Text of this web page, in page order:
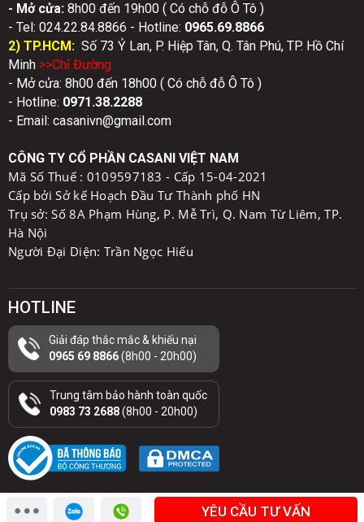
- Mở cửa: 8h00 đến 19h00 ( Có chỗ đỗ Ô Tô )
- Tel: 024.22.84.8866 - Hotline: 0965.69.8866
2) TP.HCM: Số 73 Ỷ Lan, P. Hiệp Tân, Q. Tân Phú, TP. Hồ Chí
Minh >>Chỉ Đường
- Mở cửa: 8h00 đến 18h00 ( Có chỗ đỗ Ô Tô )
- Hotline: 0971.38.2288
- Email: casanivn@gmail.com
CÔNG TY CỔ PHẦN CASANI VIỆT NAM
Mã Số Thuế : 0109597183 - Cấp 15-04-2021
Cấp bởi Sở kế Hoạch Đầu Tư Thành phố HN
Trụ sở: Số 8A Phạm Hùng, P. Mễ Trì, Q. Nam Từ Liêm, TP.
Hà Nội
Người Đại Diện: Trần Ngọc Hiếu
HOTLINE
Giải đáp thắc mắc & khiếu nại
0965 69 8866(8h00 - 20h00)
Trung tâm bảo hành toàn quốc
0983 73 2688(8h00 - 20h00)
YÊU CẦU TƯ VẤN